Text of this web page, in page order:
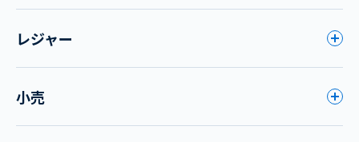
レジャー
小売